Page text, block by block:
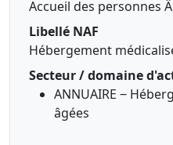
Accueil des personnes
Libellé NAF
Hébergement
Secteur / domaine
ANNUAIRE ‒
âgées